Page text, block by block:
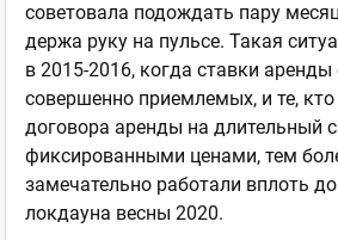
советовала подождать пару
держа руку на пульсе. Такая
в 2015-2016, когда ставки
совершенно приемлемых, и те,
договора аренды на длительный
фиксированными ценами, тем
замечательно работали вплоть
локдауна весны 2020.